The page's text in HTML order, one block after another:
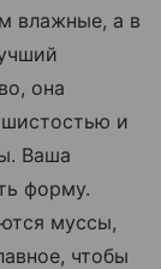
влажные, а в
она
и
Ваша
форму.
муссы,
чтобы